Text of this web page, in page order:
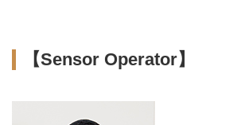
【Sensor Operator】